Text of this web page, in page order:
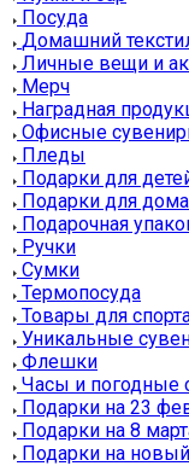
Посуда
Домашний
Личные вещи и
Мерч
Наградная
Офисные
Пледы
Подарки для
Подарки для дома
Подарочная
Ручки
Сумки
Термопосуда
Товары для
Уникальные
Флешки
Часы и погодные
Подарки на 23
Подарки на 8
Подарки на